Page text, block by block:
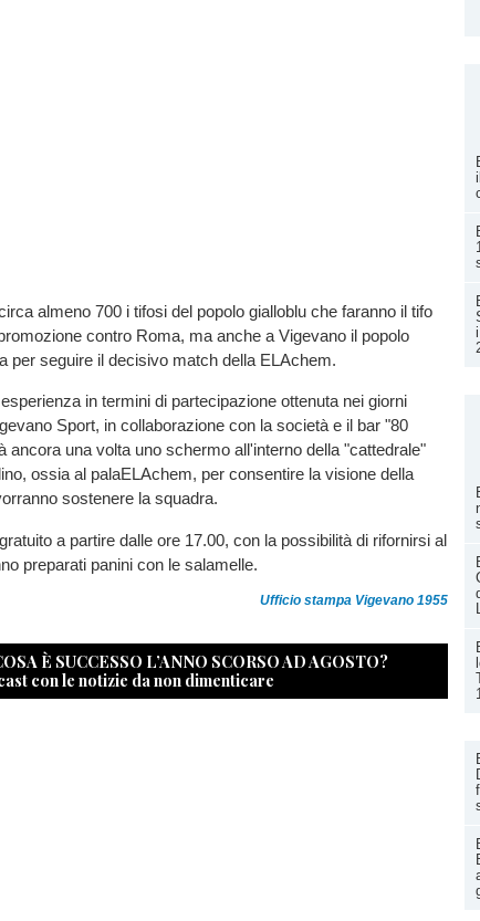
almeno 700 i tifosi del popolo gialloblu che faranno il tifo
contro Roma, ma anche a Vigevano il popolo
per seguire il decisivo match della ELAchem.
in termini di partecipazione ottenuta nei giorni
Sport, in collaborazione con la società e il bar "80
ancora una volta uno schermo all'interno della "cattedrale"
ossia al palaELAchem, per consentire la visione della
sostenere la squadra.
a partire dalle ore 17.00, con la possibilità di rifornirsi al
preparati panini con le salamelle.
Ufficio stampa Vigevano 1955
È SUCCESSO L’ANNO SCORSO AD AGOSTO?
con le notizie da non dimenticare